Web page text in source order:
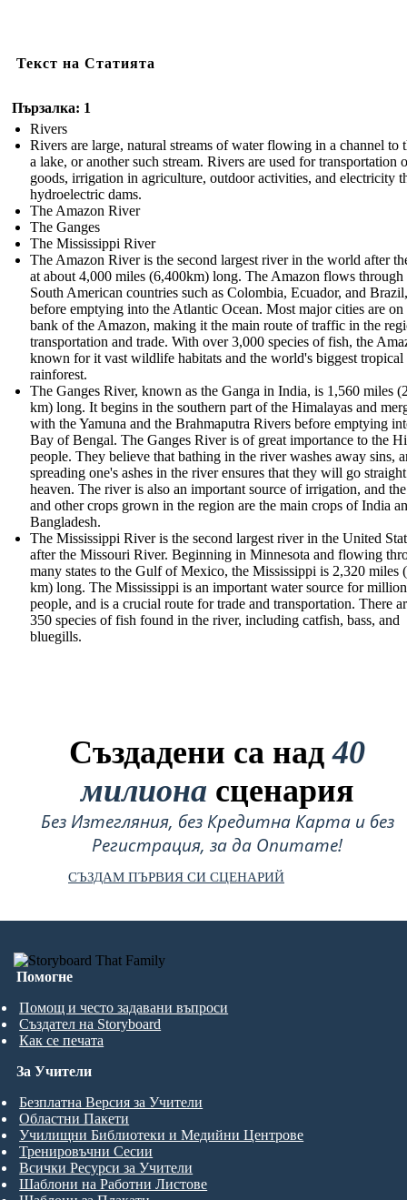
Текст на Статията
Пързалка: 1
Rivers
Rivers are large, natural streams of water flowing in a channel to
a lake, or another such stream. Rivers are used for transportation
goods, irrigation in agriculture, outdoor activities, and electricity
hydroelectric dams.
The Amazon River
The Ganges
The Mississippi River
The Amazon River is the second largest river in the world after
at about 4,000 miles (6,400km) long. The Amazon flows through
South American countries such as Colombia, Ecuador, and Brazil,
before emptying into the Atlantic Ocean. Most major cities are on
bank of the Amazon, making it the main route of traffic in the
transportation and trade. With over 3,000 species of fish, the
known for it vast wildlife habitats and the world's biggest tropical
rainforest.
The Ganges River, known as the Ganga in India, is 1,560 miles
km) long. It begins in the southern part of the Himalayas and
with the Yamuna and the Brahmaputra Rivers before emptying
Bay of Bengal. The Ganges River is of great importance to the
people. They believe that bathing in the river washes away sins,
spreading one's ashes in the river ensures that they will go
heaven. The river is also an important source of irrigation, and
and other crops grown in the region are the main crops of India
Bangladesh.
The Mississippi River is the second largest river in the United
after the Missouri River. Beginning in Minnesota and flowing
many states to the Gulf of Mexico, the Mississippi is 2,320 miles
km) long. The Mississippi is an important water source for
people, and is a crucial route for trade and transportation. There
350 species of fish found in the river, including catfish, bass, and
bluegills.
Създадени са над40
милиона сценария
Без Изтегляния, без Кредитна Карта и без
Регистрация, за да Опитате!
СЪЗДАМ ПЪРВИЯ СИ СЦЕНАРИЙ
Помогне
Помощ и често задавани въпроси
Създател на Storyboard
Как се печата
За Учители
Безплатна Версия за Учители
Областни Пакети
Училищни Библиотеки и Медийни Центрове
Тренировъчни Сесии
Всички Ресурси за Учители
Шаблони на Работни Листове